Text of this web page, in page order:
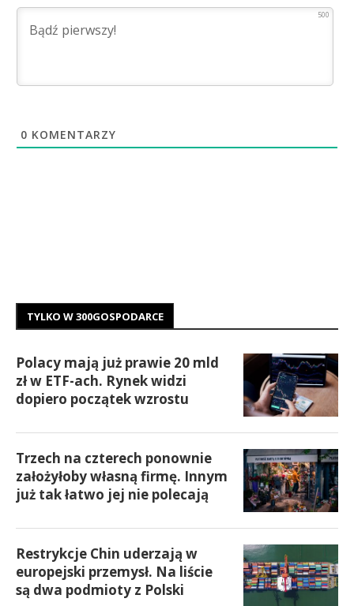
500
0 KOMENTARZY
TYLKO W 300GOSPODARCE
Polacy mają już prawie 20 mld
zł w ETF-ach. Rynek widzi
dopiero początek wzrostu
Trzech na czterech ponownie
założyłoby własną firmę. Innym
już tak łatwo jej nie polecają
Restrykcje Chin uderzają w
europejski przemysł. Na liście
są dwa podmioty z Polski